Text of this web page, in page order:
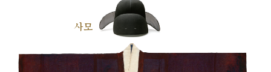
사모